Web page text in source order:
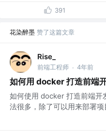
391
花染醉墨 赞了这篇文章
Rise_
前端工程师 · 4年前
如何用 docker 打造前端
如何使用 docker 打造前端开
法很多，除了可以用来部署项